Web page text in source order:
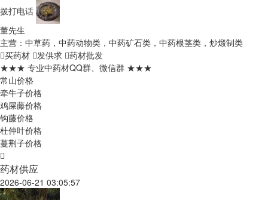
拨打电话
董先生
主营：中草药，中药动物类，中药矿石类，中药根茎类，炒煅制类
买药材 发供求 药材批发
★★★ 专业中药材QQ群、微信群 ★★★
常山价格
牵牛子价格
鸡屎藤价格
钩藤价格
杜仲叶价格
蔓荆子价格
药材供应
2026-06-21 03:05:57